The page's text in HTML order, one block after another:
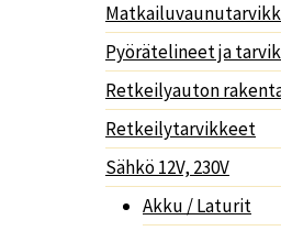
Pyörätelineet ja
Retkeilyauton
Retkeilytarvikkeet
Sähkö 12V, 230V
Akku / Laturit